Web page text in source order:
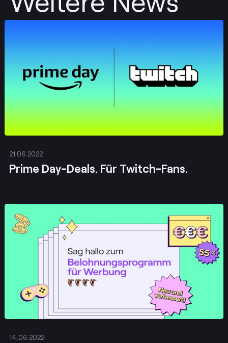
21.06.2022
Prime Day-Deals. Für Twitch-Fans.
14.06.2022
Posten